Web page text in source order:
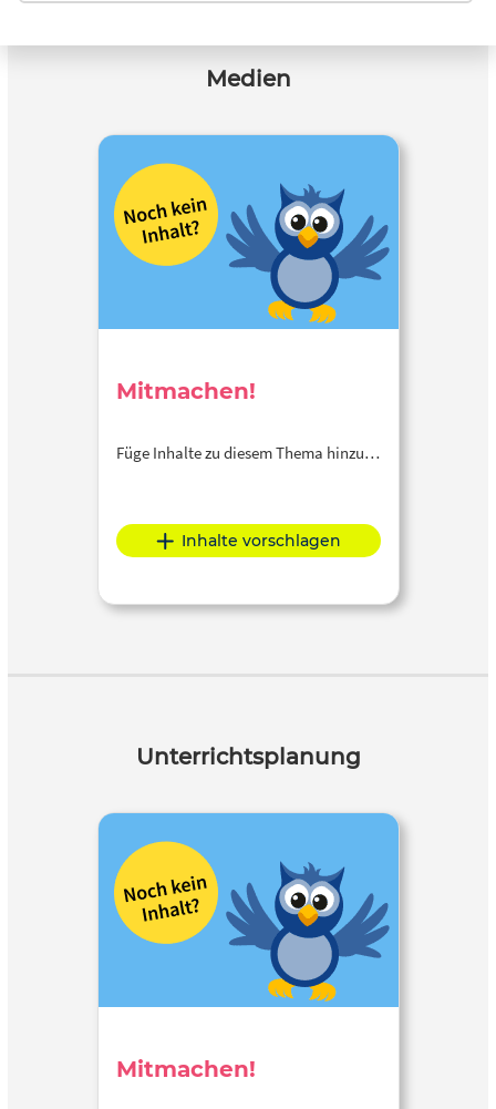
Medien
Mitmachen!
Füge Inhalte zu diesem Thema hinzu…
Inhalte vorschlagen
Unterrichtsplanung
Mitmachen!